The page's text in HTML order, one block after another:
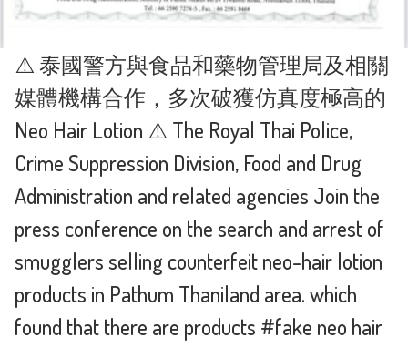
⚠️ 泰國警方與食品和藥物管理局及相關
媒體機構合作，多次破獲仿真度極高的
Neo Hair Lotion ⚠️ The Royal Thai Police,
Crime Suppression Division, Food and Drug
Administration and related agencies Join the
press conference on the search and arrest of
smugglers selling counterfeit neo-hair lotion
products in Pathum Thaniland area. which
found that there are products #fake neo hair